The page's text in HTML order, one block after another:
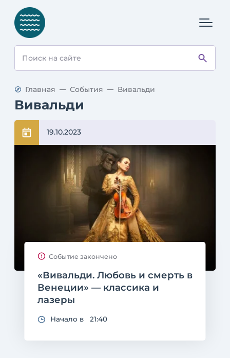
Вивальди
Главная События Вивальди
19.10.2023
Событие закончено
«Вивальди. Любовь и смерть в
Венеции» — классика и
лазеры
Начало в 21:40